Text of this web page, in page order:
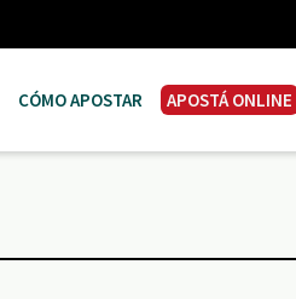
CÓMO APOSTAR APOSTÁ ONLINE